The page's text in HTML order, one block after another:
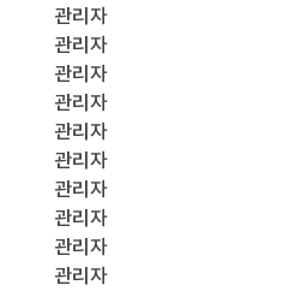
관리자
관리자
관리자
관리자
관리자
관리자
관리자
관리자
관리자
관리자